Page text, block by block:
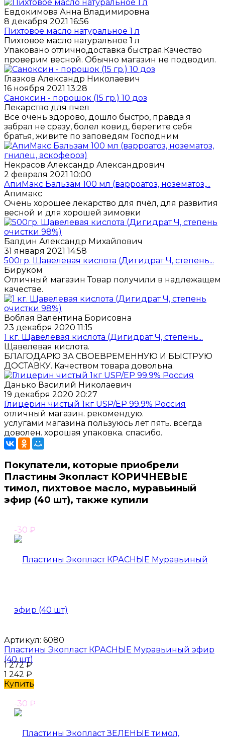
Евдокимова Анна Владимировна
8 декабря 2021 16:56
Пихтовое масло натуральное 1 л
Пихтовое масло натуральное 1 л
Упаковано отлично,доставка быстрая.Качество
проверим весной. Обычно магазин не подводил.
Глазков Александр Николаевич
16 ноября 2021 13:28
Саноксин - порошок (15 гр.) 10 доз
Лекарство для пчел
Все очень здорово, дошло быстро, правда я
забрал не сразу, болел ковид, берегите себя
братья, живите по заповедям Господним
Некрасов Александр Александрович
2 февраля 2021 10:00
АпиМакс Бальзам 100 мл (варроатоз, нозематоз,...
Апимакс
Очень хорошее лекарство для пчёл, для развития
весной и для хорошей зимовки
Балдин Александр Михайлович
31 января 2021 14:58
500гр. Щавелевая кислота (Дигидрат Ч, степень...
Бируком
Отличный магазин Товар получили в надлежащем
качестве.
Воблая Валентина Борисовна
23 декабря 2020 11:15
1 кг. Щавелевая кислота (Дигидрат Ч, степень...
Щавелевая кислота.
БЛАГОДАРЮ ЗА СВОЕВРЕМЕННУЮ И БЫСТРУЮ
ДОСТАВКУ. Качеством товара довольна.
Данько Василий Николаевич
19 декабря 2020 20:27
Глицерин чистый 1кг USP/EP 99.9% Россия
отличный магазин. рекомендую.
услугами магазина пользуюсь лет пять. всегда
доволен. хорошая упаковка. спасибо.
Покупатели, которые приобрели
Пластины Экопласт КОРИЧНЕВЫЕ
тимол, пихтовое масло, муравьиный
эфир (40 шт), также купили
-30 ₽
Артикул: 6080
Пластины Экопласт КРАСНЫЕ Муравьиный эфир
(40 шт)
1 272₽
1 242 ₽
Купить
-30 ₽